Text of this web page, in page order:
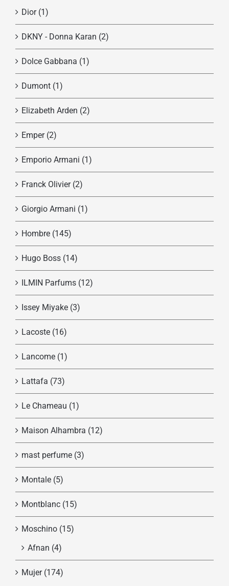
Dior (1)
DKNY - Donna Karan (2)
Dolce Gabbana (1)
Dumont (1)
Elizabeth Arden (2)
Emper (2)
Emporio Armani (1)
Franck Olivier (2)
Giorgio Armani (1)
Hombre (145)
Hugo Boss (14)
ILMIN Parfums (12)
Issey Miyake (3)
Lacoste (16)
Lancome (1)
Lattafa (73)
Le Chameau (1)
Maison Alhambra (12)
mast perfume (3)
Montale (5)
Montblanc (15)
Moschino (15)
Afnan (4)
Mujer (174)